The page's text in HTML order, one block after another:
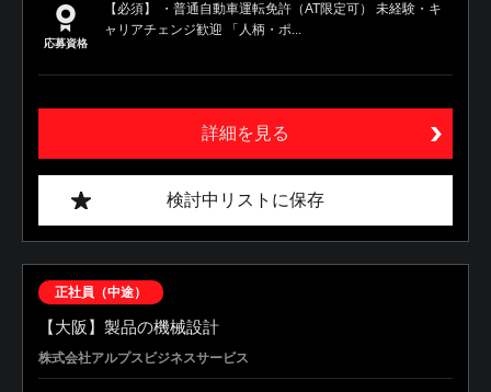
応募資格
【必須】 ・普通自動車運転免許（AT限定可） 未経験・キ
ャリアチェンジ歓迎 「人柄・ポ...
詳細を見る
検討中リストに保存
正社員（中途）
【大阪】製品の機械設計
株式会社アルプスビジネスサービス